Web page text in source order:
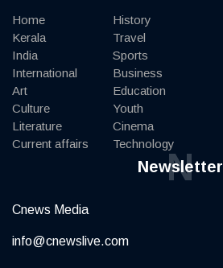
Home
Kerala
India
International
Art
Culture
Literature
Current affairs
History
Travel
Sports
Business
Education
Youth
Cinema
Technology
Newsletter
N
Cnews Media
info@cnewslive.com